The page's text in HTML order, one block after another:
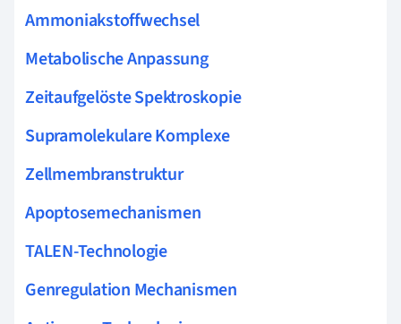
Ammoniakstoffwechsel
Metabolische Anpassung
Zeitaufgelöste Spektroskopie
Supramolekulare Komplexe
Zellmembranstruktur
Apoptosemechanismen
TALEN-Technologie
Genregulation Mechanismen